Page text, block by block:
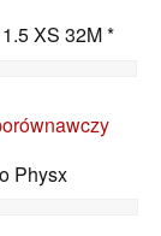
XS 32M *
Physx